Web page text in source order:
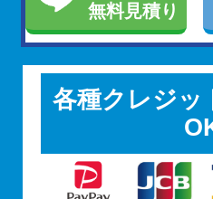
無料見積り
各種クレジッ